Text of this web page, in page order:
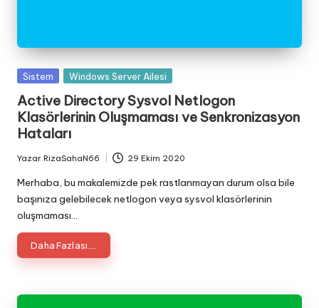
Posted
Sistem Windows Server Ailesi
Active Directory Sysvol Netlogon
Klasörlerinin Oluşmaması ve Senkronizasyon
Hataları
Posted
by
Yazar RizaSahaN66 29 Ekim 2020
Merhaba, bu makalemizde pek rastlanmayan durum olsa bile
başınıza gelebilecek netlogon veya sysvol klasörlerinin
oluşmaması…
Daha Fazlası...